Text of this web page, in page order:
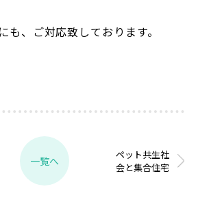
も、ご対応致しております。
一覧へ
ペット共生社
会と集合住宅